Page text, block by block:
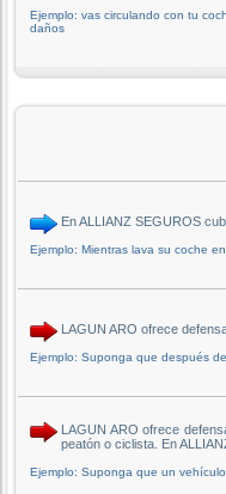
Ejemplo: vas circulando con tu
daños
En ALLIANZ SEGUROS
Ejemplo: Mientras lava su coche
LAGUN ARO ofrece
Ejemplo: Suponga que después
LAGUN ARO ofrece
peatón o ciclista. En
Ejemplo: Suponga que un